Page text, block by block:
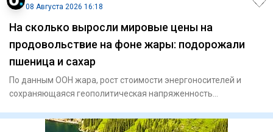
08 Августа 2026 16:18
На сколько выросли мировые цены на
продовольствие на фоне жары: подорожали
пшеница и сахар
По данным ООН жара, рост стоимости энергоносителей и
сохраняющаяся геополитическая напряженность